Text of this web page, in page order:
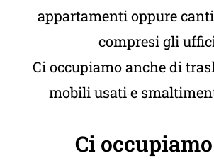
appartamenti oppure
compresi gli
Ci occupiamo anche di
mobili usati e
Ci